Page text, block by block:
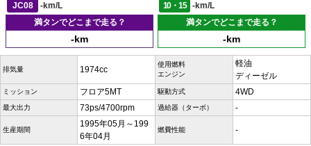
JC08
-km/L 10・15
-km/L
満タンでどこまで走る？
-km
満タンでどこまで走る？
-km
排気量 1974cc
使用燃料
エンジン
軽油
ディーゼル
ミッション フロア5MT 駆動方式 4WD
最大出力 73ps/4700rpm 過給器（ターボ） -
生産期間
1995年05月～199
6年04月
燃費性能 -